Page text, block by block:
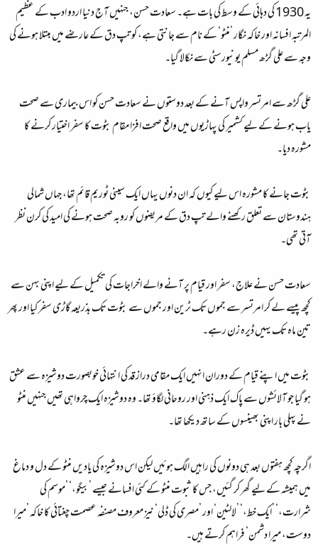
یہ 1930 کی دہائی کے وسط کی بات ہے۔ سعادت حسن، جنہیں آج دنیا اردو ادب کے عظیم
المرتبہ افسانہ اور خاکہ نگار ’منٹو‘ کے نام سے جانتی ہے، کو تپ دق کے عارضے میں مبتلا ہونے کی
وجہ سے علی گڑھ مسلم یونیورسٹی سے نکالا گیا۔
علی گڑھ سے امرتسر واپس آنے کے بعد دوستوں نے سعادت حسن کو اس بیماری سے صحت
یاب ہونے کے لیے کشمیر کی پہاڑیوں میں واقع صحت افزا مقام بٹوت کا سفر اختیار کرنے کا
مشورہ دیا۔
بٹوت جانے کا مشورہ اس لیے کیوں کہ ان دنوں یہاں ایک سینی ٹوریم قائم تھا، جہاں شمالی
ہندوستان سے تعلق رکھنے والے تپ دق کے مریضوں کو روبہ صحت ہونے کی امید کی کرن نظر
آتی تھی۔
سعادت حسن نے علاج، سفر اور قیام پر آنے والے اخراجات کی تکمیل کے لیے اپنی بہن سے
کچھ پیسے لے کر امرتسر سے جموں تک ٹرین اور جموں سے بٹوت تک بذریعہ گاڑی سفر کیا اور پھر
تین ماہ تک یہیں ڈیرہ زن رہے۔
بٹوت میں اپنے قیام کے دوران انہیں ایک مقامی دراز قد کی انتہائی خوبصورت دوشیزہ سے عشق
ہو گیا جو آلائشوں سے پاک ایک ذہنی اور روحانی لگاؤ تھا۔ وہ دوشیزہ ایک چرواہی تھیں جنہیں منٹو
نے پہلی بار اپنی بھینسوں کے ساتھ دیکھا تھا۔
اگرچہ کچھ ہفتوں بعد ہی دونوں کی راہیں الگ ہوئیں لیکن اس دوشیزہ کی یادیں منٹو کے دل و دماغ
میں ہمیشہ کے لیے گھر کر گئیں، جس کا ثبوت منٹو کے کئی افسانے جیسے ’بیگو،‘ ’موسم کی
شرارت،‘ ’ایک خط،‘ ’لالٹین‘ اور ’مصری کی ڈلی‘ نیز معروف مصنفہ عصمت چغتائی کا خاکہ ’میرا
دوست، میرا دشمن‘ فراہم کرتے ہیں۔